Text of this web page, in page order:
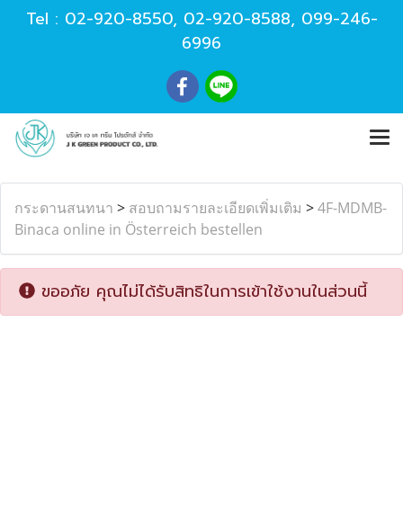
Tel : 02-920-8550, 02-920-8588, 099-246-
6996
กระดานสนทนา > สอบถามรายละเอียดเพิ่มเติม >4F-MDMB-
Binaca online in Österreich bestellen
ขออภัย คุณไม่ได้รับสิทธิในการเข้าใช้งานในส่วนนี้